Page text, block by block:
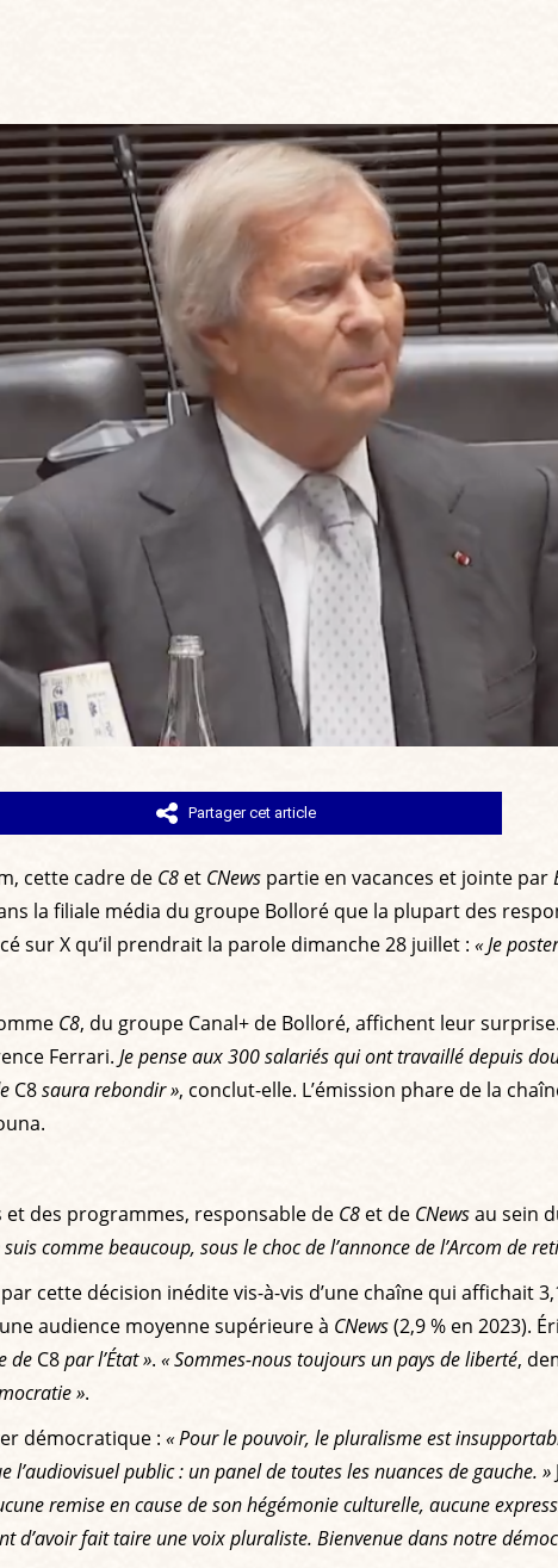
Partager cet article
cette cadre de C8 et CNews partie en vacances et jointe par
la filiale média du groupe Bolloré que la plupart des
sur X qu’il prendrait la parole dimanche 28 juillet : « Je
C8, du groupe Canal+ de Bolloré, affichent leur surprise.
Ferrari. Je pense aux 300 salariés qui ont travaillé depuis
C8saura rebondir », conclut-elle. L’émission phare de la
et des programmes, responsable de C8 et de CNewsau sein
suis comme beaucoup, sous le choc de l’annonce de l’Arcom de
cette décision inédite vis-à-vis d’une chaîne qui affichait
audience moyenne supérieure à CNews(2,9 % en 2023).
de C8par l’État ». « Sommes-nous toujours un pays de liberté,
».
démocratique : « Pour le pouvoir, le pluralisme est
public : un panel de toutes les nuances de gauche. »
remise en cause de son hégémonie culturelle, aucune
d’avoir fait taire une voix pluraliste. Bienvenue dans notre